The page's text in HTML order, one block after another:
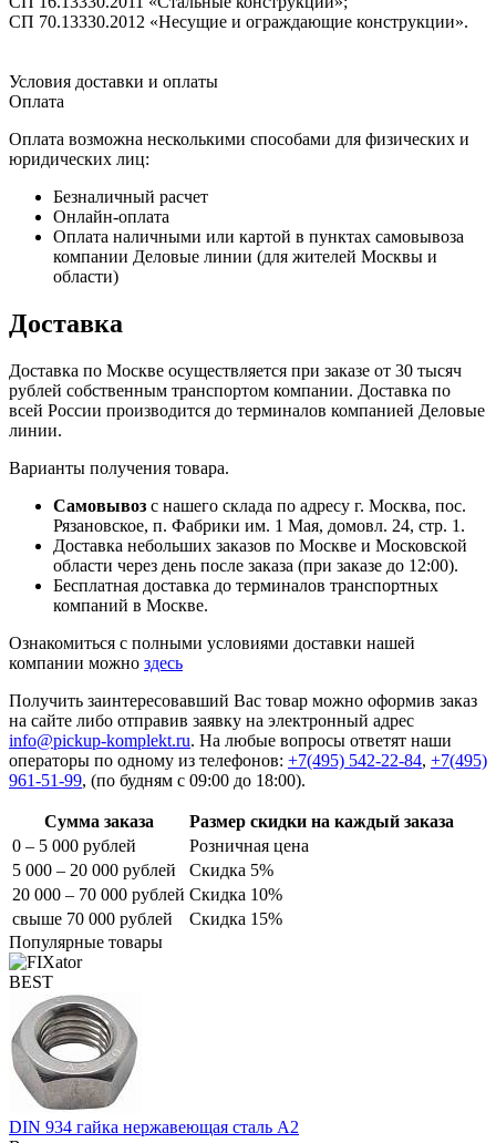
СП 70.13330.2012 «Несущие и ограждающие конструкции».
Условия доставки и оплаты
Оплата
Оплата возможна несколькими способами для физических и
юридических лиц:
Безналичный расчет
Онлайн-оплата
Оплата наличными или картой в пунктах самовывоза
компании Деловые линии (для жителей Москвы и
области)
Доставка
Доставка по Москве осуществляется при заказе от 30 тысяч
рублей собственным транспортом компании. Доставка по
всей России производится до терминалов компанией Деловые
линии.
Варианты получения товара.
Самовывоз с нашего склада по адресу г. Москва, пос.
Рязановское, п. Фабрики им. 1 Мая, домовл. 24, стр. 1.
Доставка небольших заказов по Москве и Московской
области через день после заказа (при заказе до 12:00).
Бесплатная доставка до терминалов транспортных
компаний в Москве.
Ознакомиться с полными условиями доставки нашей
компании можно здесь
Получить заинтересовавший Вас товар можно оформив заказ
на сайте либо отправив заявку на электронный адрес
info@pickup-komplekt.ru. На любые вопросы ответят наши
операторы по одному из телефонов: +7(495) 542-22-84, +7(495)
961-51-99, (по будням с 09:00 до 18:00).
Сумма заказа
Размер скидки на каждый заказа
0 – 5 000 рублей
Розничная цена
5 000 – 20 000 рублей
Скидка 5%
20 000 – 70 000 рублей Скидка 10%
свыше 70 000 рублей
Скидка 15%
Популярные товары
BEST
DIN 934 гайка нержавеющая сталь A2